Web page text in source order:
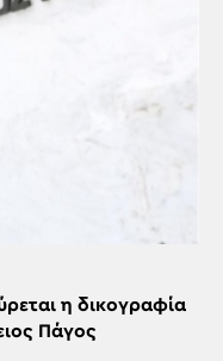
η δικογραφία
Πάγος